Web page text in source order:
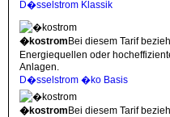
D�sselstrom Klassik
�kostrom Bei diesem Tarif
Energiequellen oder
Anlagen.
D�sselstrom �ko Basis
�kostrom Bei diesem Tarif